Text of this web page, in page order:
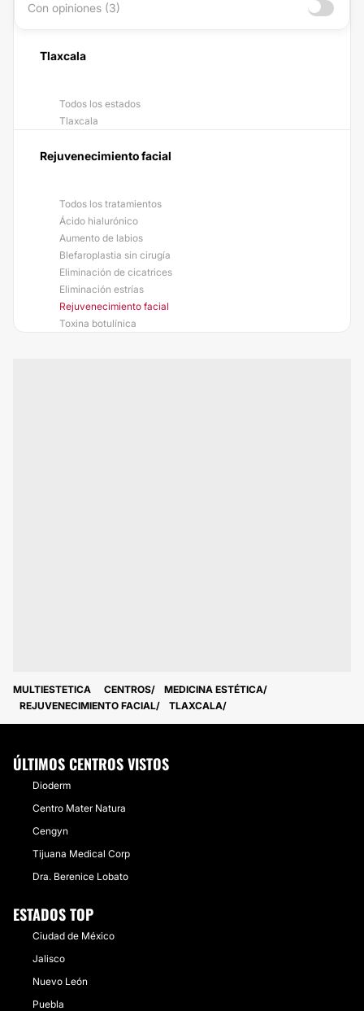
Con opiniones (3)
Tlaxcala
Todos los estados
Tlaxcala
Rejuvenecimiento facial
Todos los tratamientos
Ácido hialurónico
Aumento de labios
Blefaroplastia sin cirugía
Eliminación de cicatrices
Eliminación estrías
Rejuvenecimiento facial
Toxina botulínica
MULTIESTETICA CENTROS
MEDICINA ESTÉTICA
REJUVENECIMIENTO FACIAL
TLAXCALA
ÚLTIMOS CENTROS VISTOS
Dioderm
Centro Mater Natura
Cengyn
Tijuana Medical Corp
Dra. Berenice Lobato
ESTADOS TOP
Ciudad de México
Jalisco
Nuevo León
Puebla